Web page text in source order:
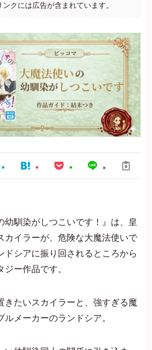
クには広告が含まれています。
幼馴染がしつこいです！』は、皇
カイラーが、危険な大魔法使いで
ドシアに振り回されるところから
ー作品です。
きたいスカイラーと、強すぎる魔
ルメーカーのランドシア。